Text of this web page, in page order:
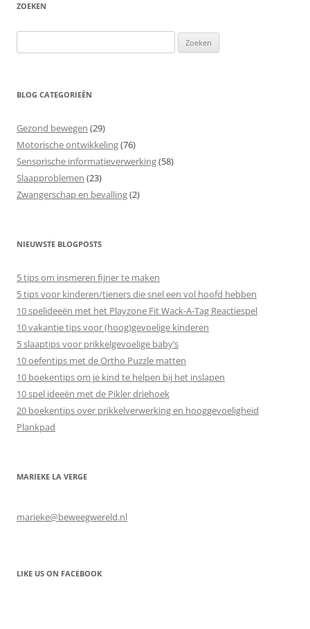
ZOEKEN
naar:
BLOG CATEGORIEËN
Gezond bewegen (29)
Motorische ontwikkeling(76)
Sensorische informatieverwerking(58)
Slaapproblemen (23)
Zwangerschap en bevalling(2)
NIEUWSTE BLOGPOSTS
5 tips om insmeren fijner te maken
5 tips voor kinderen/tieners die snel een vol hoofd hebben
10 spelideeën met het Playzone Fit Wack-A-Tag Reactiespel
10 vakantie tips voor (hoog)gevoelige kinderen
5 slaaptips voor prikkelgevoelige baby’s
10 oefentips met de Ortho Puzzle matten
10 boekentips om je kind te helpen bij het inslapen
10 spel ideeën met de Pikler driehoek
20 boekentips over prikkelverwerking en hooggevoeligheid
Plankpad
MARIEKE LA VERGE
marieke@beweegwereld.nl
LIKE US ON FACEBOOK